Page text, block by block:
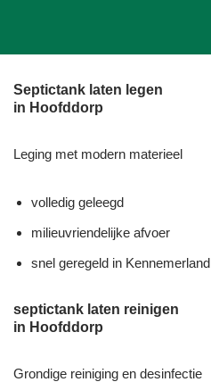
Septictank laten legen
in Hoofddorp
Leging met modern materieel
volledig geleegd
milieuvriendelijke afvoer
snel geregeld in Kennemerland
septictank laten reinigen
in Hoofddorp
Grondige reiniging en desinfectie